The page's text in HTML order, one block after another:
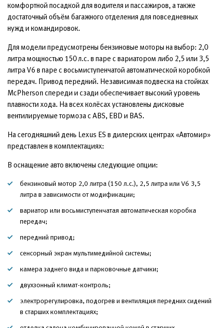
комфортной посадкой для водителя и пассажиров, а также
достаточный объём багажного отделения для повседневных
нужд и командировок.
Для модели предусмотрены бензиновые моторы на выбор: 2,0
литра мощностью 150 л.с. в паре с вариатором либо 2,5 или 3,5
литра V6 в паре с восьмиступенчатой автоматической коробкой
передач. Привод передний. Независимая подвеска на стойках
McPherson спереди и сзади обеспечивает высокий уровень
плавности хода. На всех колёсах установлены дисковые
вентилируемые тормоза с ABS, EBD и BAS.
На сегодняшний день Lexus ES в дилерских центрах «Автомир»
представлен в комплектациях:
В оснащение авто включены следующие опции:
бензиновый мотор 2,0 литра (150 л.с.), 2,5 литра или V6 3,5
литра в зависимости от модификации;
вариатор или восьмиступенчатая автоматическая коробка
передач;
передний привод;
сенсорный экран мультимедийной системы;
камера заднего вида и парковочные датчики;
двухзонный климат-контроль;
электрорегулировка, подогрев и вентиляция передних сидений
в старших комплектациях;